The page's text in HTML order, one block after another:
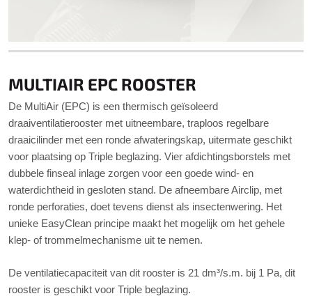
MULTIAIR EPC ROOSTER
De MultiAir (EPC) is een thermisch geïsoleerd
draaiventilatierooster met uitneembare, traploos regelbare
draaicilinder met een ronde afwateringskap, uitermate geschikt
voor plaatsing op Triple beglazing. Vier afdichtingsborstels met
dubbele finseal inlage zorgen voor een goede wind- en
waterdichtheid in gesloten stand. De afneembare Airclip, met
ronde perforaties, doet tevens dienst als insectenwering. Het
unieke EasyClean principe maakt het mogelijk om het gehele
klep- of trommelmechanisme uit te nemen.
De ventilatiecapaciteit van dit rooster is 21 dm³/s.m. bij 1 Pa, dit
rooster is geschikt voor Triple beglazing.